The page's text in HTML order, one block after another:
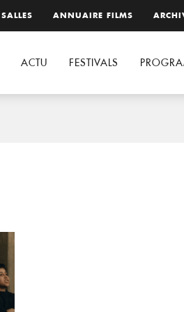
ANNUAIRE FILMS
ACTU FESTIVALS